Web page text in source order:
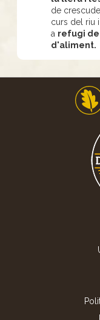
de
curs del riu
a refugi de
d'aliment.